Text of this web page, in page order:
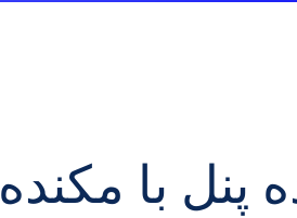
پنل با مکنده